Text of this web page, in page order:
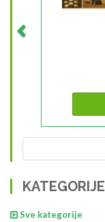
KATEGORIJE
Sve kategorije